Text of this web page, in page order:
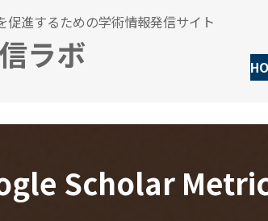
促進するための学術情報発信サイト
ラボ
Scholar